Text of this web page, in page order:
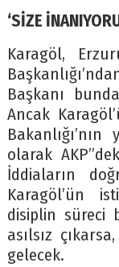
‘SİZE
Karagöl,
Başkanı
Ancak
olarak
İddiaların
Karagöl’ün
disiplin süreci
asılsız
gelecek.